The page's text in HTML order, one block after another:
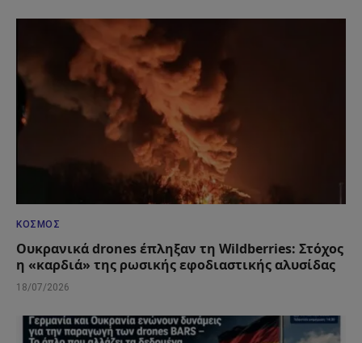
ΚΌΣΜΟΣ
Ουκρανικά drones έπληξαν τη Wildberries: Στόχος
η «καρδιά» της ρωσικής εφοδιαστικής αλυσίδας
18/07/2026